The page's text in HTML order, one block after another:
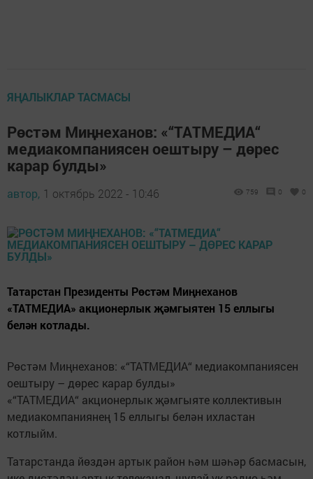
ЯҢАЛЫКЛАР ТАСМАСЫ
Рөстәм Миңнеханов: «“ТАТМЕДИА“
медиакомпаниясен оештыру – дөрес
карар булды»
автор, 1 октябрь 2022 - 10:46 759 0 0
Татарстан Президенты Рөстәм Миңнеханов
«ТАТМЕДИА» акционерлык җәмгыятен 15 еллыгы
белән котлады.
Рөстәм Миңнеханов: «“ТАТМЕДИА“ медиакомпаниясен
оештыру – дөрес карар булды»
«“ТАТМЕДИА“ акционерлык җәмгыяте коллективын
медиакомпаниянең 15 еллыгы белән ихластан
котлыйм.
Татарстанда йөздән артык район һәм шәһәр басмасын,